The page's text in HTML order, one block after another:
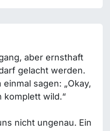
aber ernsthaft
gelacht werden.
sagen: „Okay,
komplett wild.“
nicht ungenau. Ein